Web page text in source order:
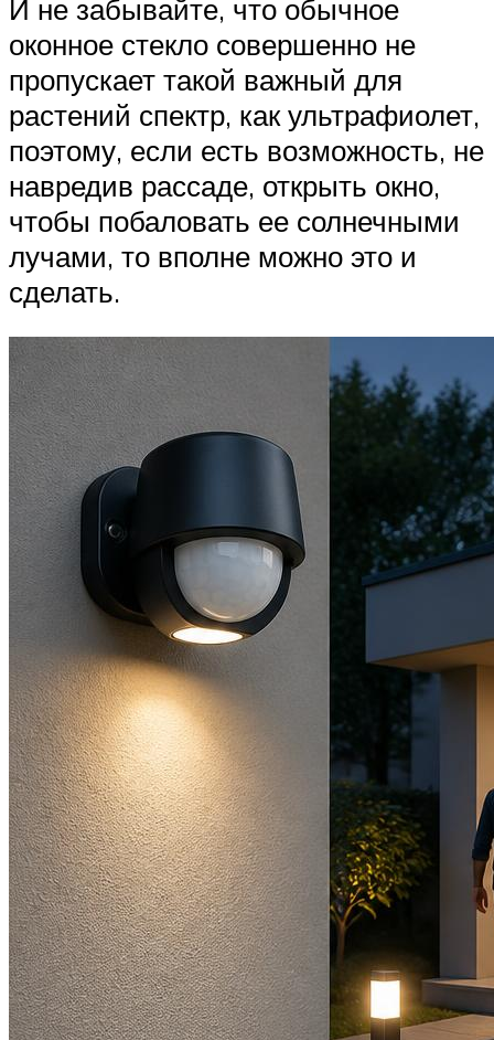
И не забывайте, что обычное
оконное стекло совершенно не
пропускает такой важный для
растений спектр, как ультрафиолет,
поэтому, если есть возможность, не
навредив рассаде, открыть окно,
чтобы побаловать ее солнечными
лучами, то вполне можно это и
сделать.